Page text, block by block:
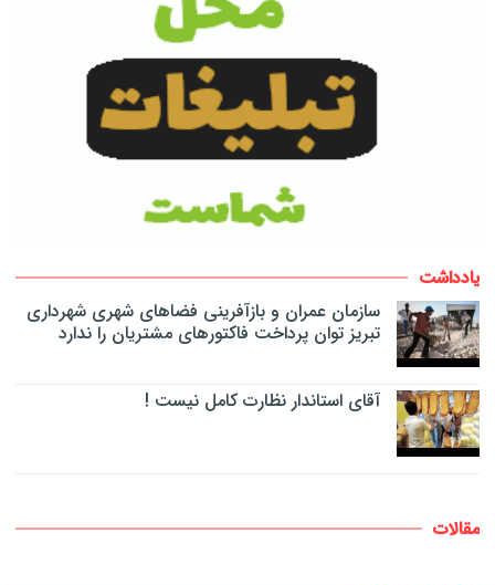
یادداشت
سازمان عمران و بازآفرینی فضاهای شهری شهرداری
تبریز توان پرداخت فاکتورهای مشتریان را ندارد
آقای استاندار نظارت کامل نیست !
مقالات